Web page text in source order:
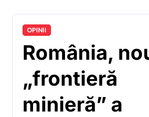
OPINII
România,
„frontieră
minieră” a